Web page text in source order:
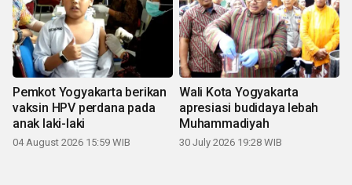
Pemkot Yogyakarta berikan
vaksin HPV perdana pada
anak laki-laki
04 August 2026 15:59 WIB
Wali Kota Yogyakarta
apresiasi budidaya lebah
Muhammadiyah
30 July 2026 19:28 WIB